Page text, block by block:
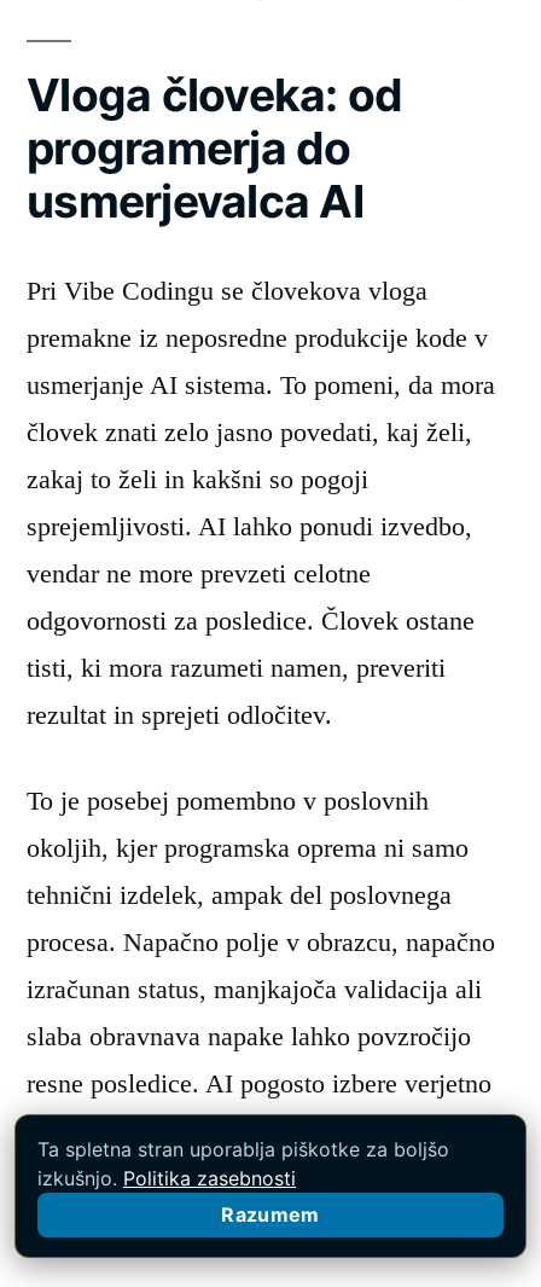
Vloga človeka: od
programerja do
usmerjevalca AI
Pri Vibe Codingu se človekova vloga
premakne iz neposredne produkcije kode v
usmerjanje AI sistema. To pomeni, da mora
človek znati zelo jasno povedati, kaj želi,
zakaj to želi in kakšni so pogoji
sprejemljivosti. AI lahko ponudi izvedbo,
vendar ne more prevzeti celotne
odgovornosti za posledice. Človek ostane
tisti, ki mora razumeti namen, preveriti
rezultat in sprejeti odločitev.
To je posebej pomembno v poslovnih
okoljih, kjer programska oprema ni samo
tehnični izdelek, ampak del poslovnega
procesa. Napačno polje v obrazcu, napačno
izračunan status, manjkajoča validacija ali
slaba obravnava napake lahko povzročijo
resne posledice. AI pogosto izbere verjetno
specifično organizacijo. Zato mora človek
delovati kot strokovni filter.
Ta spletna stran uporablja piškotke za boljšo
izkušnjo. Politika zasebnosti
Razumem